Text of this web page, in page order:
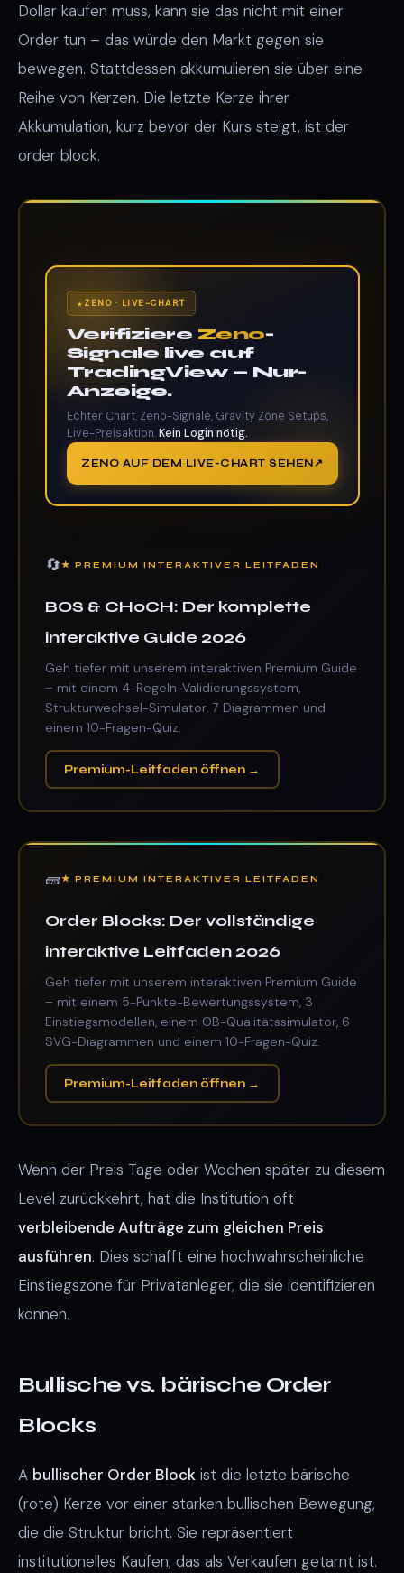
Dollar kaufen muss, kann sie das nicht mit einer
Order tun – das würde den Markt gegen sie
bewegen. Stattdessen akkumulieren sie über eine
Reihe von Kerzen. Die letzte Kerze ihrer
Akkumulation, kurz bevor der Kurs steigt, ist der
order block.
ZENO · LIVE-CHART
Verifiziere Zeno-
Signale live auf
TradingView — Nur-
Anzeige.
Echter Chart. Zeno-Signale, Gravity Zone Setups,
Live-Preisaktion.Kein Login nötig.
ZENO AUF DEM LIVE-CHART SEHEN
🔄★ PREMIUM INTERAKTIVER LEITFADEN
BOS & CHoCH: Der komplette
interaktive Guide 2026
Geh tiefer mit unserem interaktiven Premium Guide
– mit einem 4-Regeln-Validierungssystem,
Strukturwechsel-Simulator, 7 Diagrammen und
einem 10-Fragen-Quiz.
Premium-Leitfaden öffnen →
🧱★ PREMIUM INTERAKTIVER LEITFADEN
Order Blocks: Der vollständige
interaktive Leitfaden 2026
Geh tiefer mit unserem interaktiven Premium Guide
– mit einem 5-Punkte-Bewertungssystem, 3
Einstiegsmodellen, einem OB-Qualitätssimulator, 6
SVG-Diagrammen und einem 10-Fragen-Quiz.
Premium-Leitfaden öffnen →
Wenn der Preis Tage oder Wochen später zu diesem
Level zurückkehrt, hat die Institution oft
verbleibende Aufträge zum gleichen Preis
ausführen. Dies schafft eine hochwahrscheinliche
Einstiegszone für Privatanleger, die sie identifizieren
können.
Bullische vs. bärische Order
Blocks
A bullischer Order Block ist die letzte bärische
(rote) Kerze vor einer starken bullischen Bewegung,
die die Struktur bricht. Sie repräsentiert
institutionelles Kaufen, das als Verkaufen getarnt ist.